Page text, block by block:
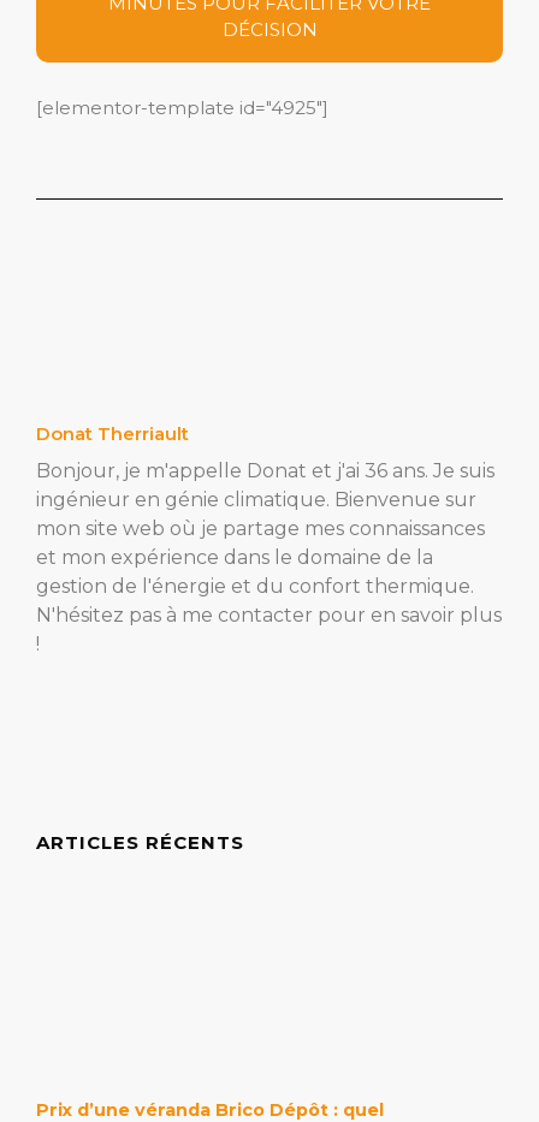
DÉCISION
[elementor-template id="4925"]
Donat Therriault
Bonjour, je m'appelle Donat et j'ai 36 ans. Je suis
ingénieur en génie climatique. Bienvenue sur
mon site web où je partage mes connaissances
et mon expérience dans le domaine de la
gestion de l'énergie et du confort thermique.
N'hésitez pas à me contacter pour en savoir plus
!
ARTICLES RÉCENTS
Prix d’une véranda Brico Dépôt : quel